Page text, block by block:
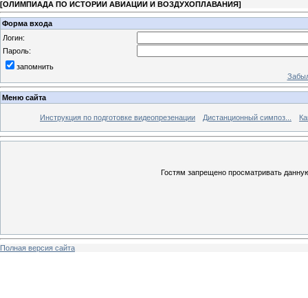
[ОЛИМПИАДА ПО ИСТОРИИ АВИАЦИИ И ВОЗДУХОПЛАВАНИЯ]
Форма входа
Логин:
Пароль:
запомнить
Меню сайта
Инструкция по подготовке видеопрезенации Дистанционный симпоз...
Гостям запрещено просматривать
Полная версия сайта